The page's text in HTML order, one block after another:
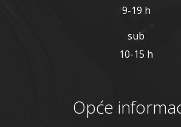
9-19 h
sub
10-15 h
Opće